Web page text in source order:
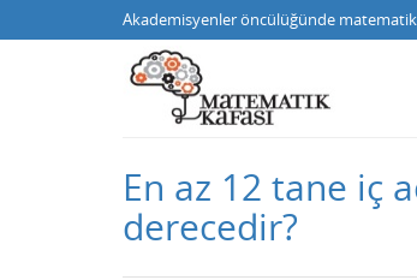
Akademisyenler öncülüğünde
En az 12 tane iç
derecedir?